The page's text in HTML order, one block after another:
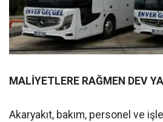
MALİYETLERE RAĞMEN DEV
Akaryakıt, bakım, personel ve